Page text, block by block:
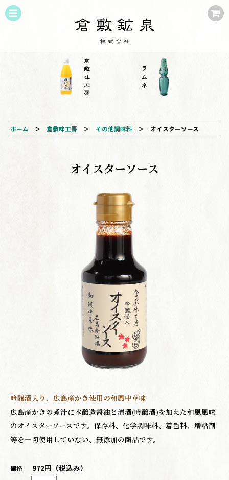
ホーム ＞ 倉敷味工房 ＞ その他調味料 ＞ オイスターソース
オイスターソース
吟醸酒入り、広島産かき使用の和風中華味
広島産かきの煮汁に本醸造醤油と清酒(吟醸酒)を加えた和風風味
のオイスターソースです。保存料、化学調味料、着色料、増粘剤
等を一切使用していない、無添加の商品です。
価格 972円（税込み）